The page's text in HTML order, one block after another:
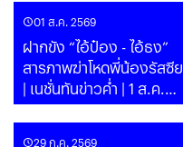
01 ส.ค. 2569
ฝากขัง “ไอ้ป๋อง - ไอ้ธง”
สารภาพฆ่าโหดพี่น้องรัสซีย
| เนชั่นทันข่าวค่ำ | 1 ส.ค.
69 | PART
29 ก.ค. 2569